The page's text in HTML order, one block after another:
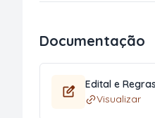
Documentação
Edital e Regras
Visualizar